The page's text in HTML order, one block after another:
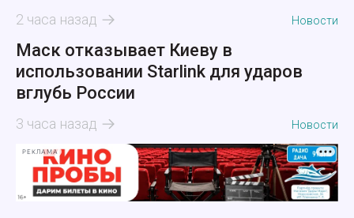
2 часа назад Новости
Маск отказывает Киеву в
использовании Starlink для ударов
вглубь России
3 часа назад Новости
РЕКЛАМА